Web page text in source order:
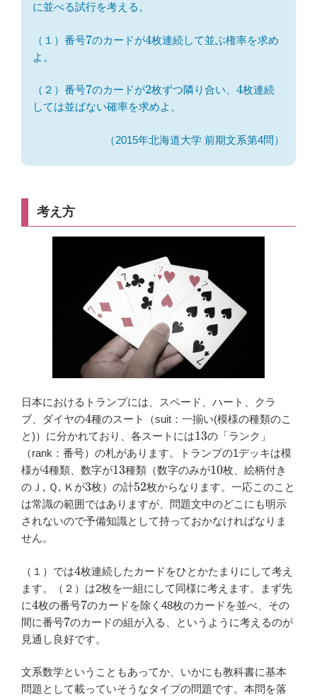
に並べる試行を考える。
（１）番号7
7のカードが4
4枚連続して並ぶ権率を求め
よ。
（２）番号7
7のカードが2
2枚ずつ隣り合い、 4
4枚連続
しては並ばない確率を求めよ。
（2015年北海道大学 前期文系第4問）
考え方
日本におけるトランプには、スペード、ハート、クラ
ブ、ダイヤの4
4種のスート（suit：一揃い(模様の種類のこ
と)）に分かれており、各スートには13
13の「ランク」
（rank：番号）の札があります。トランプの1デッキは模
様が4
4種類、数字が13
13種類（数字のみが10
10枚、絵柄付き
のＪ, Ｑ, Ｋが3
3枚）の計52
52枚からなります。一応このこと
は常識の範囲ではありますが、問題文中のどこにも明示
されないので予備知識として持っておかなければなりま
せん。
（１）では4
4枚連続したカードをひとかたまりにして考え
ます。（２）は2枚を一組にして同様に考えます。まず先
に4
4枚の番号7
7のカードを除く48枚のカードを並べ、その
間に番号7
7のカードの組が入る、というように考えるのが
見通し良好です。
文系数学ということもあってか、いかにも教科書に基本
問題として載っていそうなタイプの問題です。本問を落